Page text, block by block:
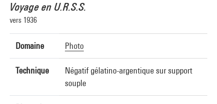
Voyage en U.R.S.S.
vers 1936
Domaine Photo
Technique
Négatif gélatino-argentique sur support
souple